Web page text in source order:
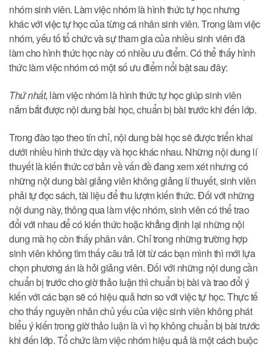
nhóm sinh viên. Làm việc nhóm là hình thức tự học nhưng
khác với việc tự học của từng cá nhân sinh viên. Trong làm việc
nhóm, yếu tố tổ chức và sự tham gia của nhiều sinh viên đã
làm cho hình thức học này có nhiều ưu điểm. Có thể thấy hình
thức làm việc nhóm có một số ưu điểm nổi bật sau đây:
Thứ nhất, làm việc nhóm là hình thức tự học giúp sinh viên
nắm bắt được nội dung bài học, chuẩn bị bài trước khi đến lớp.
Trong đào tạo theo tín chỉ, nội dung bài học sẽ được triển khai
dưới nhiều hình thức dạy và học khác nhau. Những nội dung lí
thuyết là kiến thức cơ bản về vấn đề đang xem xét nhưng có
những nội dung bài giảng viên không giảng lí thuyết, sinh viên
phải tự đọc sách, tài liệu để thu lượm kiến thức. Đối với những
nội dung này, thông qua làm việc nhóm, sinh viên có thể trao
đổi với nhau để có kiến thức hoặc khẳng định lại những nội
dung mà họ còn thấy phân vân. Chỉ trong những trường hợp
sinh viên không tìm thấy câu trả lời từ các bạn mình thì mới lựa
chọn phương án là hỏi giảng viên. Đối với những nội dung cần
chuẩn bị trước cho giờ thảo luận thì chuẩn bị bài và trao đổi ý
kiến với các bạn sẽ có hiệu quả hơn so với việc tự học. Thực tế
cho thấy nguyên nhân chủ yếu của việc sinh viên không phát
biểu ý kiến trong giờ thảo luận là vì họ không chuẩn bị bài trước
khi đến lớp. Tổ chức làm việc nhóm hiệu quả là một cách buộc